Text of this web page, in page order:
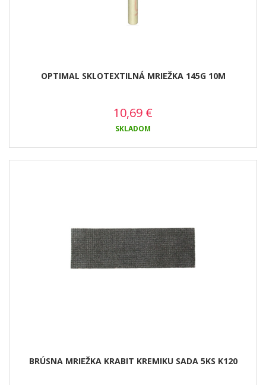
OPTIMAL SKLOTEXTILNÁ MRIEŽKA 145G 10M
10,69 €
SKLADOM
BRÚSNA MRIEŽKA KRABIT KREMIKU SADA 5KS K120